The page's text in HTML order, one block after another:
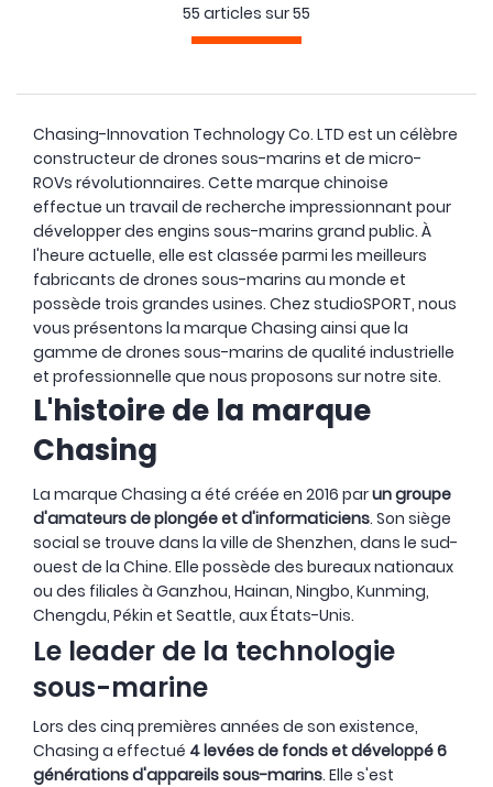
- 3,70 €
55 articles sur55
Chasing-Innovation Technology Co. LTD est un célèbre
constructeur de drones sous-marins et de micro-
ROVs révolutionnaires. Cette marque chinoise
effectue un travail de recherche impressionnant pour
développer des engins sous-marins grand public. À
l'heure actuelle, elle est classée parmi les meilleurs
fabricants de drones sous-marins au monde et
possède trois grandes usines. Chez studioSPORT, nous
vous présentons la marque Chasing ainsi que la
gamme de drones sous-marins de qualité industrielle
et professionnelle que nous proposons sur notre site.
L'histoire de la marque
Chasing
La marque Chasing a été créée en 2016 parun groupe
d'amateurs de plongée et d'informaticiens. Son siège
social se trouve dans la ville de Shenzhen, dans le sud-
ouest de la Chine. Elle possède des bureaux nationaux
ou des filiales à Ganzhou, Hainan, Ningbo, Kunming,
Chengdu, Pékin et Seattle, aux États-Unis.
Le leader de la technologie
sous-marine
Lors des cinq premières années de son existence,
Chasing a effectué 4 levées de fonds et développé 6
générations d'appareils sous-marins. Elle s'est